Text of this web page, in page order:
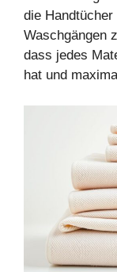
die Handtücher
Waschgängen
dass jedes
hat und